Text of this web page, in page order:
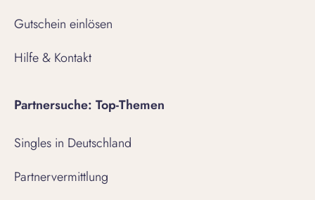
Gutschein einlösen
Hilfe & Kontakt
Partnersuche: Top-Themen
Singles in Deutschland
Partnervermittlung